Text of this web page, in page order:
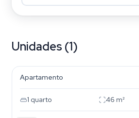
Unidades (1)
Brás
Apartamento
1 quarto 46 m²